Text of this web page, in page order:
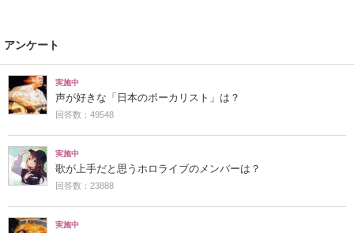
アンケート
実施中
声が好きな「日本のボーカリスト」は？
回答数：49548
実施中
歌が上手だと思うホロライブのメンバーは？
回答数：23888
実施中